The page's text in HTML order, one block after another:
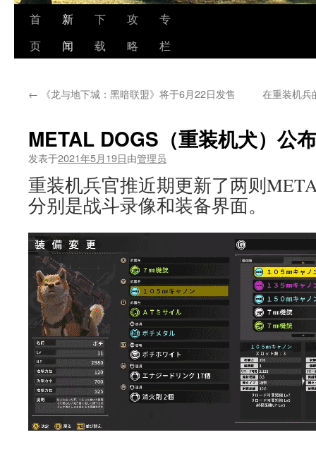
首
页
新
闻
下
载
攻
略
专
栏
← 《龙与地下城：黑暗联盟》将于6月22日发售 在重装机兵
METAL DOGS（重装机犬）公
发表于2021年5月19日由管理员
重装机兵官推近期更新了两则
分别是战斗录像和装备界面。